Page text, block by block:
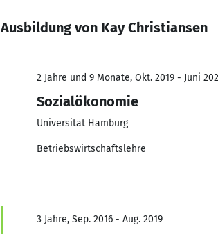
Ausbildung von Kay Christiansen
2 Jahre und 9 Monate, Okt. 2019 - Juni
Sozialökonomie
Universität Hamburg
Betriebswirtschaftslehre
3 Jahre, Sep. 2016 - Aug. 2019